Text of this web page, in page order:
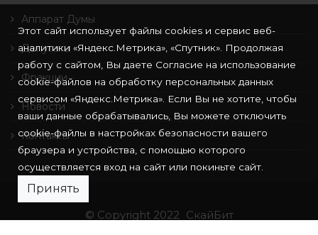
Аппарат Думы
Депутаты
Фракции
Новости
Контакты
© Copyright 2022 СкайБит
Этот сайт использует файлы cookies и сервис веб-
аналитики «Яндекс.Метрика», «Спутник». Продолжая
работу с сайтом, Вы даете Согласие на использование
cookie-файлов на обработку персональных данных
сервисом «Яндекс.Метрика». Если Вы не хотите, чтобы
ваши данные обрабатывались, Вы можете отключить
cookie-файлы в настройках безопасности вашего
браузера и устройства, с помощью которого
осуществляется вход на сайт или покиньте сайт.
Принять